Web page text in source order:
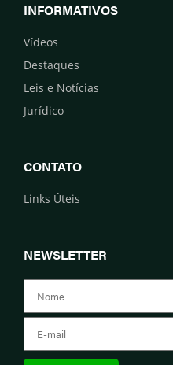
INFORMATIVOS
Vídeos
Destaques
Leis e Notícias
Jurídico
CONTATO
Links Úteis
NEWSLETTER